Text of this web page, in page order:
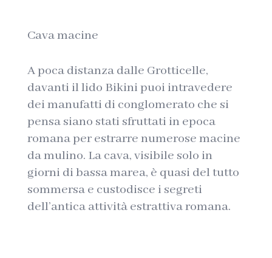
Cava macine
A poca distanza dalle Grotticelle,
davanti il lido Bikini puoi intravedere
dei manufatti di conglomerato che si
pensa siano stati sfruttati in epoca
romana per estrarre numerose macine
da mulino. La cava, visibile solo in
giorni di bassa marea, è quasi del tutto
sommersa e custodisce i segreti
dell’antica attività estrattiva romana.